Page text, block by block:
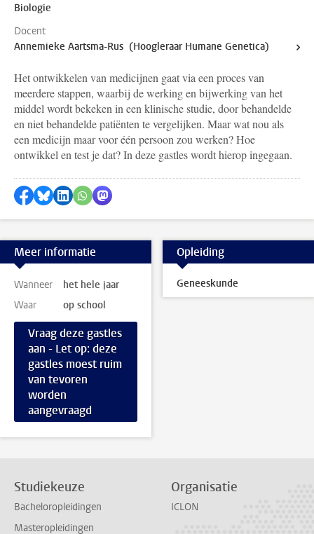
Biologie
Docent
Annemieke Aartsma-Rus (Hoogleraar Humane Genetica)
Het ontwikkelen van medicijnen gaat via een proces van
meerdere stappen, waarbij de werking en bijwerking van het
middel wordt bekeken in een klinische studie, door behandelde
en niet behandelde patiënten te vergelijken. Maar wat nou als
een medicijn maar voor één persoon zou werken? Hoe
ontwikkel en test je dat? In deze gastles wordt hierop ingegaan.
Delen op Facebook
Delen via Bluesky
Delen op LinkedIn
Delen via WhatsApp
Delen via Mastodon
Meer informatie
Wanneer
het hele jaar
Waar
op school
Vraag deze gastles
aan - Let op: deze
gastles moest ruim
van tevoren
worden
aangevraagd
Opleiding
Geneeskunde
Studiekeuze
Bacheloropleidingen
Masteropleidingen
Organisatie
ICLON